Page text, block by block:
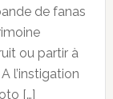
de fanas
ou partir à
l’instigation
[…]